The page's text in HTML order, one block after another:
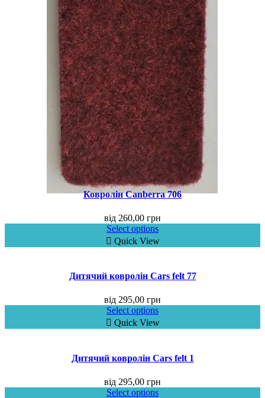
Ковролін Canberra 706
від 260,00 грн
Select options
Quick View
Дитячий ковролін Cars felt 77
від 295,00 грн
Select options
Quick View
Дитячий ковролін Cars felt 1
від 295,00 грн
Select options